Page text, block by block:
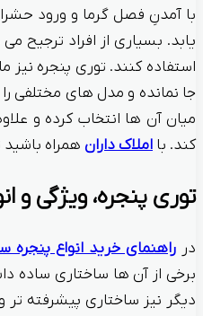
با آمدنِ فصل گرما و ورود
یابد. بسیاری از افراد ترجیح
استفاده کنند. توری پنجره نیز
جا نمانده و مدل های مختلفی
میان آن ها انتخاب کرده و
کند. با املاک داران همراه باشید
توری پنجره، ویژگی و
در راهنمای خرید انواع پنجره
برخی از آن ها ساختاری ساده
دیگر نیز ساختاری پیشرفته